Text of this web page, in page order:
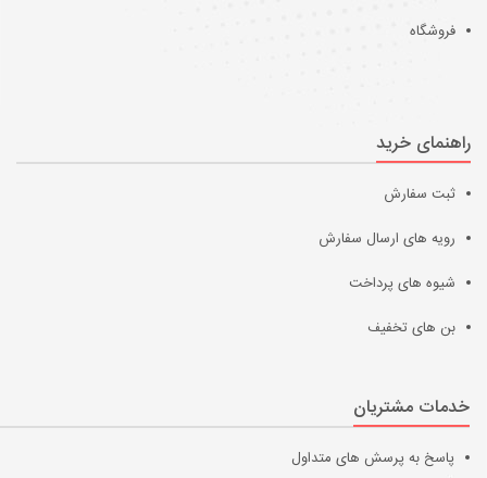
فروشگاه
راهنمای خرید
ثبت سفارش
رویه های ارسال سفارش
شیوه های پرداخت
بن های تخفیف
خدمات مشتریان
پاسخ به پرسش های متداول